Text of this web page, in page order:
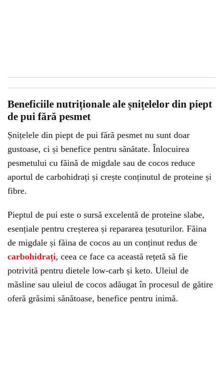
Beneficiile nutriționale ale șnițelelor din piept
de pui fără pesmet
Șnițelele din piept de pui fără pesmet nu sunt doar
gustoase, ci și benefice pentru sănătate. Înlocuirea
pesmetului cu făină de migdale sau de cocos reduce
aportul de carbohidrați și crește conținutul de proteine și
fibre.
Pieptul de pui este o sursă excelentă de proteine slabe,
esențiale pentru creșterea și repararea țesuturilor. Făina
de migdale și făina de cocos au un conținut redus de
carbohidrați, ceea ce face ca această rețetă să fie
potrivită pentru dietele low-carb și keto. Uleiul de
măsline sau uleiul de cocos adăugat în procesul de gătire
oferă grăsimi sănătoase, benefice pentru inimă.